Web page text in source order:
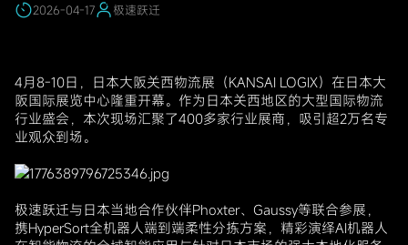
2026-04-17 极速跃迁
4月8-10日，日本大阪关西物流展（KANSAI LOGIX）在日本大
阪国际展览中心隆重开幕。作为日本关西地区的大型国际物流
行业盛会，本次现场汇聚了400多家行业展商，吸引超2万名专
业观众到场。
极速跃迁与日本当地合作伙伴Phoxter、Gaussy等联合参展，
携HyperSort全机器人端到端柔性分拣方案，精彩演绎AI机器人